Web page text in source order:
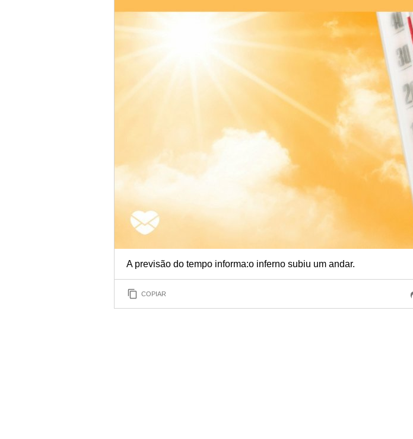
A previsão do tempo informa:o inferno subiu um andar.
COPIAR